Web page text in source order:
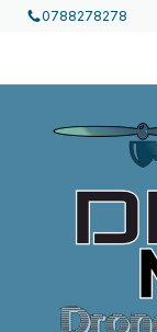
0788278278